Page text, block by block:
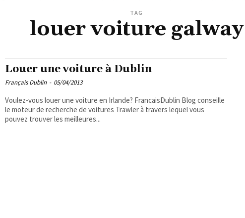
TAG
louer voiture galway
Louer une voiture à Dublin
Français Dublin - 05/04/2013
Voulez-vous louer une voiture en Irlande? FrancaisDublin Blog conseille
le moteur de recherche de voitures Trawler à travers lequel vous
pouvez trouver les meilleures...